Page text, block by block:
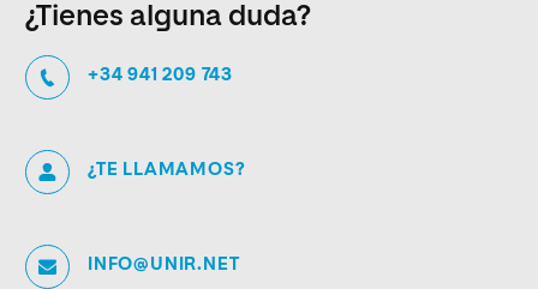
¿Tienes alguna duda?
+34 941 209 743
¿TE LLAMAMOS?
INFO@UNIR.NET